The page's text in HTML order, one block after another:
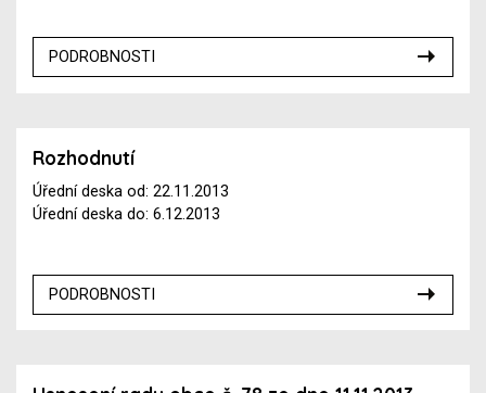
PODROBNOSTI
Rozhodnutí
Úřední deska od: 22.11.2013
Úřední deska do: 6.12.2013
PODROBNOSTI